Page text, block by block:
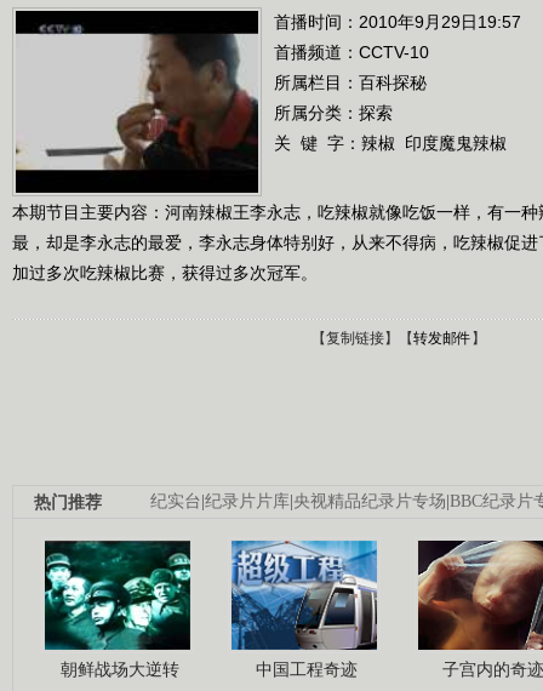
首播时间：2010年9月29日19:57
首播频道： CCTV-10
所属栏目： 百科探秘
所属分类：探索
关 键 字： 辣椒 印度魔鬼辣椒
本期节目主要内容：河南辣椒王李永志，吃辣椒就像吃饭一样，有一
最，却是李永志的最爱，李永志身体特别好，从来不得病，吃辣椒促
加过多次吃辣椒比赛，获得过多次冠军。
【复制链接】【转发邮件】
纪实台|纪录片片库|央视精品纪录片专场|BBC纪录片
热门推荐
朝鲜战场大逆转 中国工程奇迹 子宫内的奇迹